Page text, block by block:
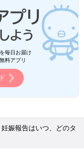
毎日お届け
料アプリ
妊娠報告はいつ、どのタ